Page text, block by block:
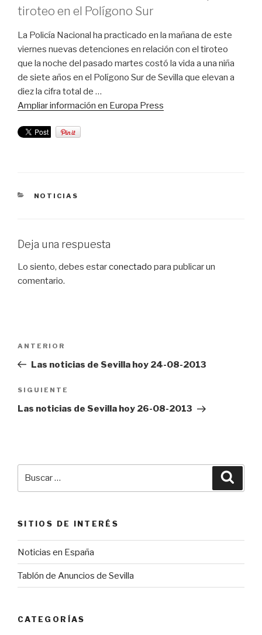
tiroteo en el Polígono Sur
La Policía Nacional ha practicado en la mañana de este
viernes nuevas detenciones en relación con el tiroteo
que la noche del pasado martes costó la vida a una niña
de siete años en el Polígono Sur de Sevilla que elevan a
diez la cifra total de …
Ampliar información en Europa Press
CATEGORÍAS
NOTICIAS
Deja una respuesta
Lo siento, debes estarconectado para publicar un
comentario.
entradas
Entrada
anterior:
ANTERIOR
Las noticias de Sevilla hoy 24-08-2013
Siguiente
entrada
SIGUIENTE
Las noticias de Sevilla hoy 26-08-2013
SITIOS DE INTERÉS
Noticias en España
Tablón de Anuncios de Sevilla
CATEGORÍAS